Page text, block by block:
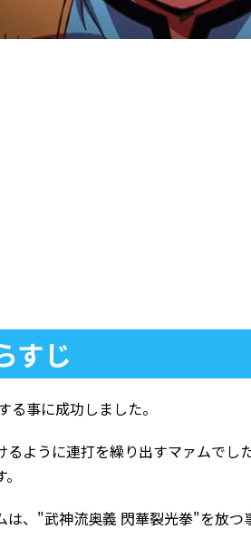
すじ
る事に成功しました。
るように連打を繰り出すマァムでし
、"武神流奥義 閃華裂光拳"を放つ